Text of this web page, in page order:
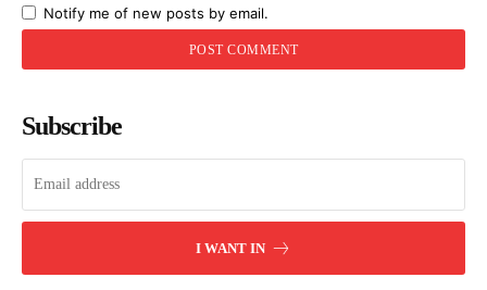
Notify me of new posts by email.
Subscribe
I WANT IN